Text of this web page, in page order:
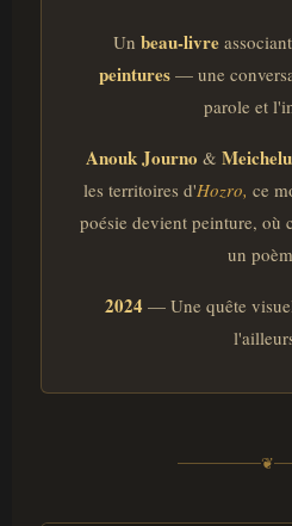
Un beau-livreassociant
peintures — une
parole et
Anouk Journo &
les territoires d'Hozro, ce
poésie devient peinture, où
un
2024 — Une quête
❦